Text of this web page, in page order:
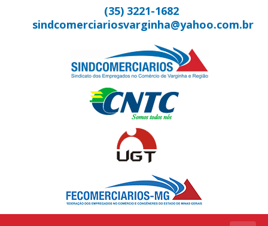
(35) 3221-1682
sindcomerciariosvarginha@yahoo.com.br